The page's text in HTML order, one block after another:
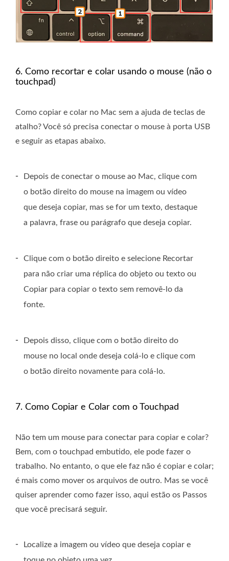
6. Como recortar e colar usando o mouse (não o
touchpad)
Como copiar e colar no Mac sem a ajuda de teclas de
atalho? Você só precisa conectar o mouse à porta USB
e seguir as etapas abaixo.
-
Depois de conectar o mouse ao Mac, clique com
o botão direito do mouse na imagem ou vídeo
que deseja copiar, mas se for um texto, destaque
a palavra, frase ou parágrafo que deseja copiar.
-
Clique com o botão direito e selecione Recortar
para não criar uma réplica do objeto ou texto ou
Copiar para copiar o texto sem removê-lo da
fonte.
-
Depois disso, clique com o botão direito do
mouse no local onde deseja colá-lo e clique com
o botão direito novamente para colá-lo.
7. Como Copiar e Colar com o Touchpad
Não tem um mouse para conectar para copiar e colar?
Bem, com o touchpad embutido, ele pode fazer o
trabalho. No entanto, o que ele faz não é copiar e colar;
é mais como mover os arquivos de outro. Mas se você
quiser aprender como fazer isso, aqui estão os Passos
que você precisará seguir.
-
Localize a imagem ou vídeo que deseja copiar e